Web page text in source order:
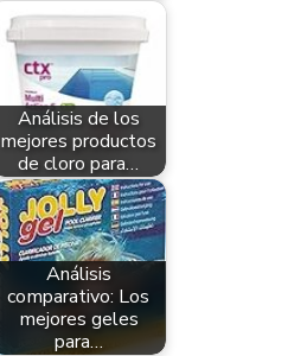
Análisis de los
mejores productos
de cloro para…
Análisis
comparativo: Los
mejores geles
para…